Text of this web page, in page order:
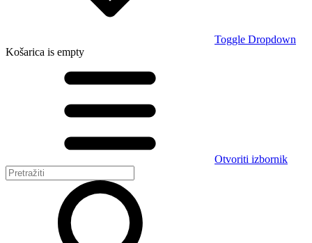
Toggle Dropdown
Košarica is empty
Otvoriti izbornik